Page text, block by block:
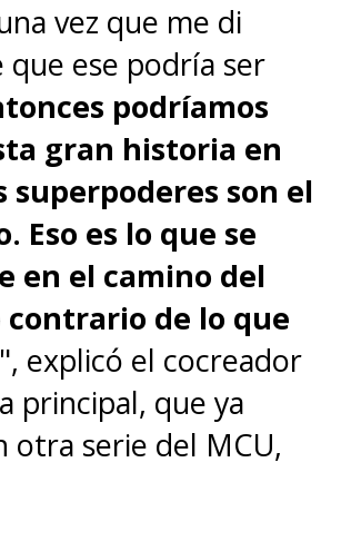
vez que me di
que ese podría ser
podríamos
gran historia en
superpoderes son el
Eso es lo que se
en el camino del
contrario de lo que
", explicó el cocreador
principal, que ya
otra serie del MCU,